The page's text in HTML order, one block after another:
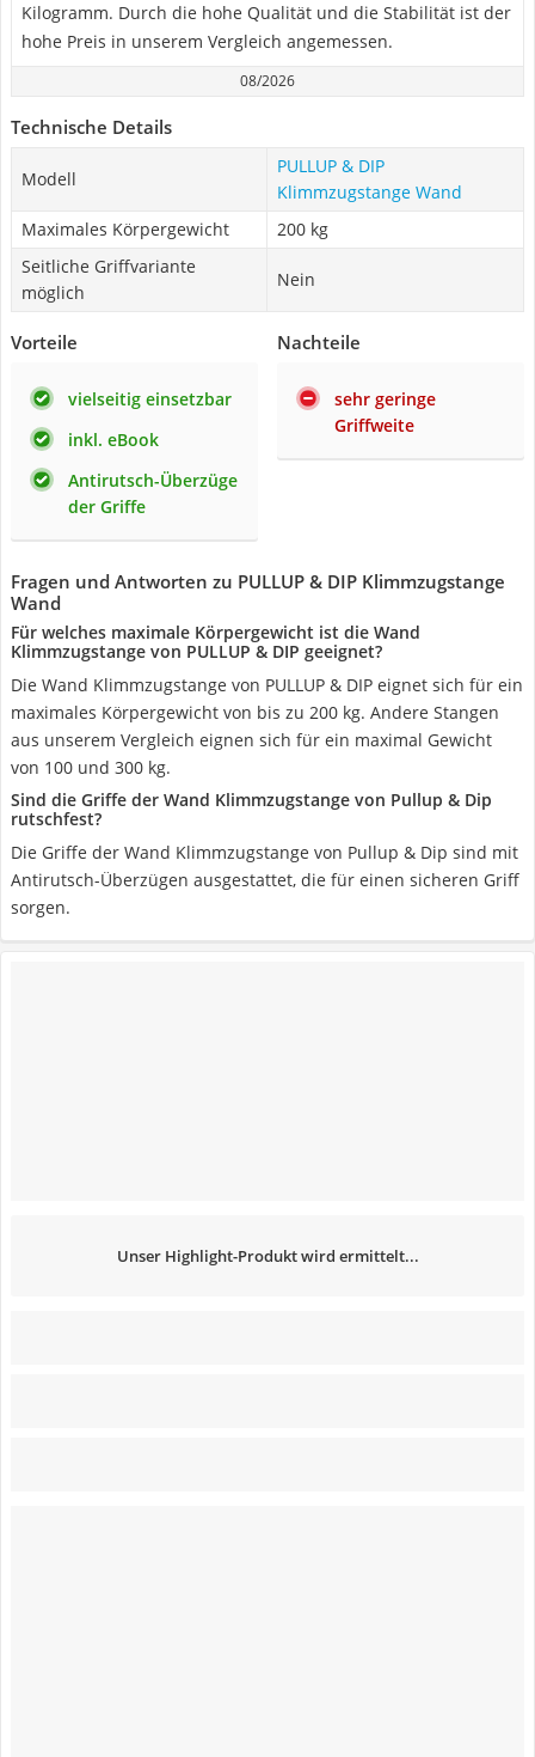
Kilogramm. Durch die hohe Qualität und die Stabilität ist der
hohe Preis in unserem Vergleich angemessen.
08/2026
Technische Details
Modell
PULLUP & DIP
Klimmzugstange Wand
Maximales Körpergewicht
200 kg
Seitliche Griffvariante
möglich
Nein
Vorteile
vielseitig einsetzbar
inkl. eBook
Antirutsch-Überzüge
der Griffe
Nachteile
sehr geringe
Griffweite
Fragen und Antworten zu PULLUP & DIP Klimmzugstange
Wand
Für welches maximale Körpergewicht ist die Wand
Klimmzugstange von PULLUP & DIP geeignet?
Die Wand Klimmzugstange von PULLUP & DIP eignet sich für ein
maximales Körpergewicht von bis zu 200 kg. Andere Stangen
aus unserem Vergleich eignen sich für ein maximal Gewicht
von 100 und 300 kg.
Sind die Griffe der Wand Klimmzugstange von Pullup & Dip
rutschfest?
Die Griffe der Wand Klimmzugstange von Pullup & Dip sind mit
Antirutsch-Überzügen ausgestattet, die für einen sicheren Griff
sorgen.
Unser Highlight-Produkt wird ermittelt...